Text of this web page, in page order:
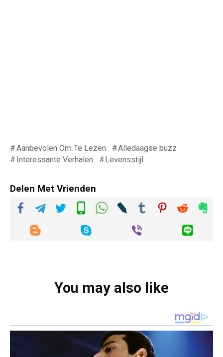
Aanbevolen Om Te Lezen
Alledaagse buzz
Interessante Verhalen
Levensstijl
Delen Met Vrienden
You may also like